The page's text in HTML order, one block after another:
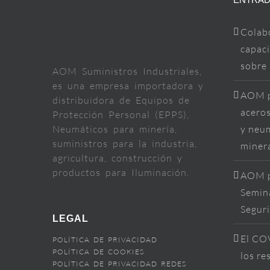
AOM Suministros Industriales,
es una empresa importadora y
distribuidora de Equipos de
Protección Personal (EPPS),
Neumáticos para minería,
suministros para la industria,
agricultura, construcción y
productos para Iluminación.
LEGAL
POLÍTICA DE PRIVACIDAD
POLÍTICA DE COOKIES
POLÍTICA DE PRIVACIDAD REDES
sobre
AOM
y
AOM
El
los